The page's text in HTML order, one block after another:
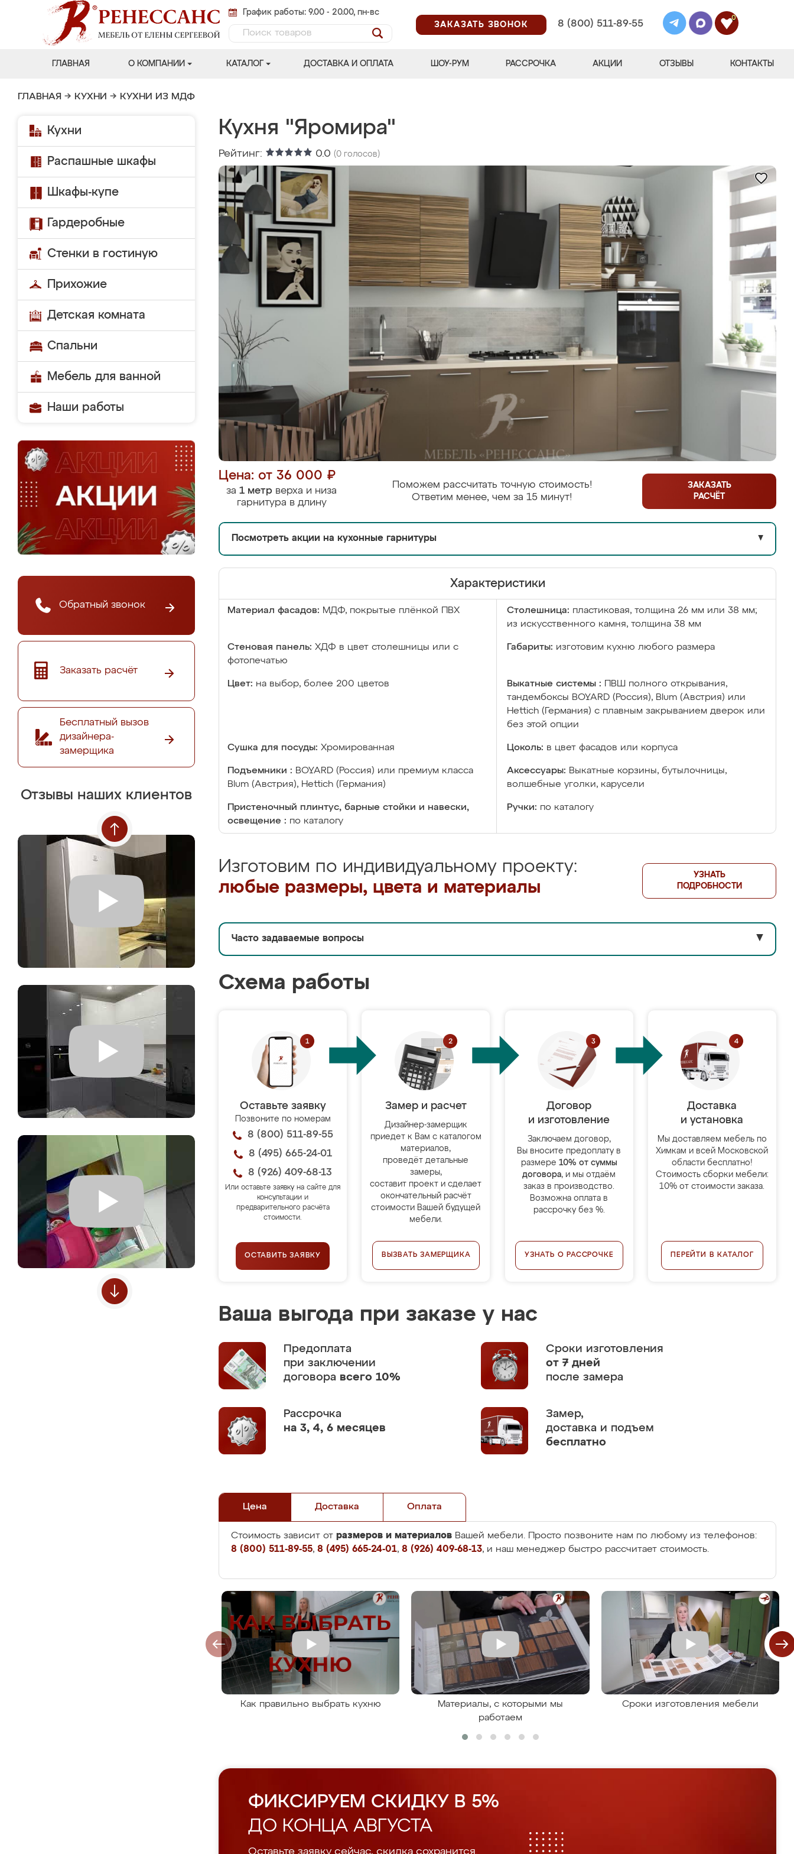
График работы: 9.00 - 20.00, пн-вс
ЗАКАЗАТЬ ЗВОНОК
8 (800) 511-89-55
0
ГЛАВНАЯ О КОМПАНИИ КАТАЛОГ ДОСТАВКА И ОПЛАТА ШОУ-РУМ РАССРОЧКА АКЦИИ ОТЗЫВЫ КОНТАКТЫ
ГЛАВНАЯ → КУХНИ → КУХНИ ИЗ МДФ
Кухни
Распашные шкафы
Шкафы-купе
Гардеробные
Стенки в гостиную
Прихожие
Детская комната
Спальни
Мебель для ванной
Наши работы
Обратный звонок
Заказать расчёт
Бесплатный вызов
дизайнера-
замерщика
Отзывы наших клиентов
Кухня "Яромира"
Рейтинг: 0.0 (0 голосов)
Цена: от 36 000 ₽
за 1 метр верха и низа
гарнитура в длину
Поможем рассчитать точную стоимость!
Ответим менее, чем за 15 минут!
ЗАКАЗАТЬ
РАСЧЁТ
Посмотреть акции на кухонные гарнитуры ▼
Характеристики
Материал фасадов: МДФ, покрытые плёнкой ПВХ Столешница: пластиковая, толщина 26 мм или 38 мм;
из искусственного камня, толщина 38 мм
Стеновая панель: ХДФ в цвет столешницы или с
фотопечатью
Габариты: изготовим кухню любого размера
Цвет: на выбор, более 200 цветов Выкатные системы :
ПВШ полного открывания,
тандембоксы BOYARD (Россия), Blum (Австрия) или
Hettich (Германия) с плавным закрыванием дверок или
без этой опции
Сушка для посуды: Хромированная Цоколь: в цвет фасадов или корпуса
Подъемники : BOYARD (Россия) или премиум класса
Blum (Австрия), Hettich (Германия)
Аксессуары: Выкатные корзины, бутылочницы,
волшебные уголки, карусели
Пристеночный плинтус, барные стойки и навески,
освещение : по каталогу
Ручки: по каталогу
Изготовим по индивидуальному проекту:
любые размеры, цвета и материалы
УЗНАТЬ
ПОДРОБНОСТИ
Часто задаваемые вопросы ▼
Схема работы
Оставьте заявку
Позвоните по номерам
8 (800) 511-89-55
8 (495) 665-24-01
8 (926) 409-68-13
Или оставьте заявку на сайте для
консультации и
предварительного расчёта
стоимости.
ОСТАВИТЬ ЗАЯВКУ
Замер и расчет
Дизайнер-замерщик
приедет к Вам с каталогом
материалов,
проведёт детальные
замеры,
составит проект и сделает
окончательный расчёт
стоимости Вашей будущей
мебели.
ВЫЗВАТЬ ЗАМЕРЩИКА
Договор
и изготовление
Заключаем договор,
Вы вносите предоплату в
размере 10% от суммы
договора, и мы отдаём
заказ в производство.
Возможна оплата в
рассрочку без %.
УЗНАТЬ О РАССРОЧКЕ
Доставка
и установка
Мы доставляем мебель по
Химкам и всей Московской
области бесплатно!
Стоимость сборки мебели:
10% от стоимости заказа.
ПЕРЕЙТИ В КАТАЛОГ
Ваша выгода при заказе у нас
Предоплата
при заключении
договора всего 10%
Сроки изготовления
от 7 дней
после замера
Рассрочка
на 3, 4, 6 месяцев
Замер,
доставка и подъем
бесплатно
Цена Доставка Оплата
Стоимость зависит от размеров и материалов Вашей мебели. Просто позвоните нам по любому из телефонов:
8 (800) 511-89-55, 8 (495) 665-24-01, 8 (926) 409-68-13, и наш менеджер быстро рассчитает стоимость.
Как правильно выбрать кухню
Материалы, с которыми мы
работаем
Сроки изготовления мебели
ФИКСИРУЕМ СКИДКУ В 5%
ДО КОНЦА АВГУСТА
Оставьте заявку сейчас, скидка сохранится.